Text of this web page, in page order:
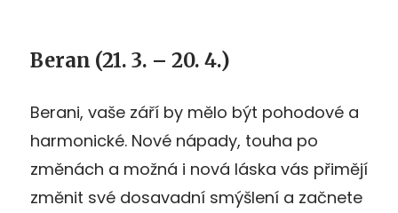
Beran (21. 3. – 20. 4.)
Berani, vaše září by mělo být pohodové a
harmonické. Nové nápady, touha po
změnách a možná i nová láska vás přimějí
změnit své dosavadní smýšlení a začnete